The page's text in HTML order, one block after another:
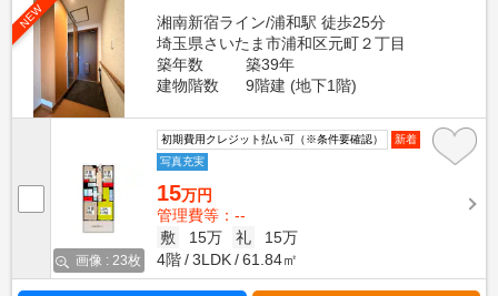
NEW
湘南新宿ライン/浦和駅 徒歩25分
埼玉県さいたま市浦和区元町２丁目
築年数
築39年
建物階数
9階建 (地下1階)
画像 : 23枚
初期費用クレジット払い可（※条件要確認）
新着
写真充実
15万円
管理費等：--
敷
15万 礼
15万
4階
3LDK 61.84㎡